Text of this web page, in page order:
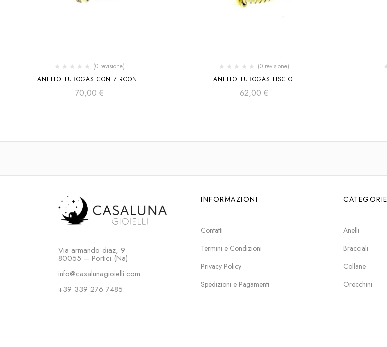
(0 revisione)
ANELLO TUBOGAS CON ZIRCONI.
70,00 €
(0 revisione)
ANELLO TUBOGAS LISCIO.
62,00 €
Via armando diaz, 9
80055 – Portici (Na)
info@casalunagioielli.com
+39 339 276 7485
INFORMAZIONI
Contatti
Termini e Condizioni
Privacy Policy
Spedizioni e Pagamenti
CATEGORIE
Anelli
Bracciali
Collane
Orecchini